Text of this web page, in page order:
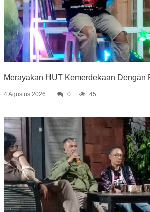
Merayakan HUT Kemerdekaan Dengan
4 Agustus 2026 0 45